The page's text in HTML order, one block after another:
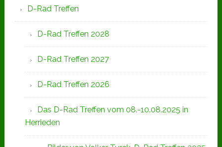
D-Rad Treffen
D-Rad Treffen 2028
D-Rad Treffen 2027
D-Rad Treffen 2026
Das D-Rad Treffen vom 08.-10.08.2025 in
Herrieden